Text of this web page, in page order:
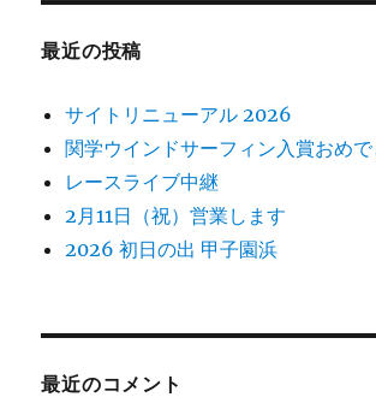
最近の投稿
サイトリニューアル 2026
関学ウインドサーフィン入賞おめで
レースライブ中継
2月11日（祝）営業します
2026 初日の出 甲子園浜
最近のコメント